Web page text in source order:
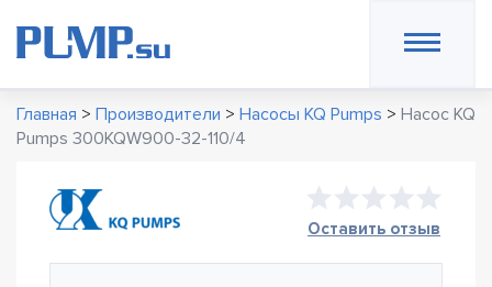
Главная > Производители > Насосы KQ Pumps > Насос KQ
Pumps 300KQW900-32-110/4
Оставить отзыв